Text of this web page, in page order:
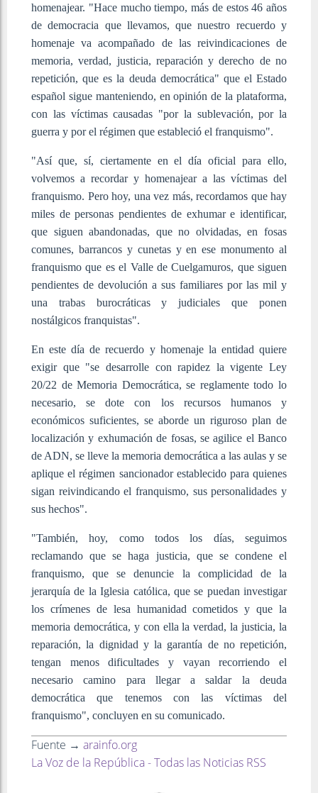
homenajear. "Hace mucho tiempo, más de estos 46 años
de democracia que llevamos, que nuestro recuerdo y
homenaje va acompañado de las reivindicaciones de
memoria, verdad, justicia, reparación y derecho de no
repetición, que es la deuda democrática" que el Estado
español sigue manteniendo, en opinión de la plataforma,
con las víctimas causadas "por la sublevación, por la
guerra y por el régimen que estableció el franquismo".
"Así que, sí, ciertamente en el día oficial para ello,
volvemos a recordar y homenajear a las víctimas del
franquismo. Pero hoy, una vez más, recordamos que hay
miles de personas pendientes de exhumar e identificar,
que siguen abandonadas, que no olvidadas, en fosas
comunes, barrancos y cunetas y en ese monumento al
franquismo que es el Valle de Cuelgamuros, que siguen
pendientes de devolución a sus familiares por las mil y
una trabas burocráticas y judiciales que ponen
nostálgicos franquistas".
En este día de recuerdo y homenaje la entidad quiere
exigir que "se desarrolle con rapidez la vigente Ley
20/22 de Memoria Democrática, se reglamente todo lo
necesario, se dote con los recursos humanos y
económicos suficientes, se aborde un riguroso plan de
localización y exhumación de fosas, se agilice el Banco
de ADN, se lleve la memoria democrática a las aulas y se
aplique el régimen sancionador establecido para quienes
sigan reivindicando el franquismo, sus personalidades y
sus hechos".
"También, hoy, como todos los días, seguimos
reclamando que se haga justicia, que se condene el
franquismo, que se denuncie la complicidad de la
jerarquía de la Iglesia católica, que se puedan investigar
los crímenes de lesa humanidad cometidos y que la
memoria democrática, y con ella la verdad, la justicia, la
reparación, la dignidad y la garantía de no repetición,
tengan menos dificultades y vayan recorriendo el
necesario camino para llegar a saldar la deuda
democrática que tenemos con las víctimas del
franquismo", concluyen en su comunicado.
Fuente → arainfo.org
La Voz de la República - Todas las Noticias RSS